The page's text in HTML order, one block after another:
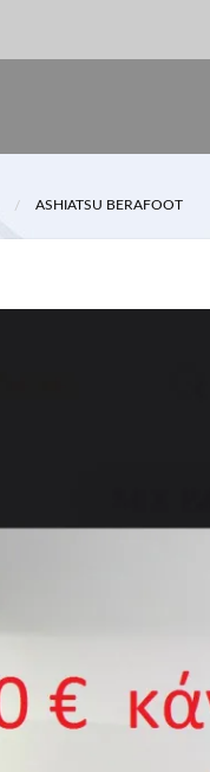
ASHIATSU BERAFOOT